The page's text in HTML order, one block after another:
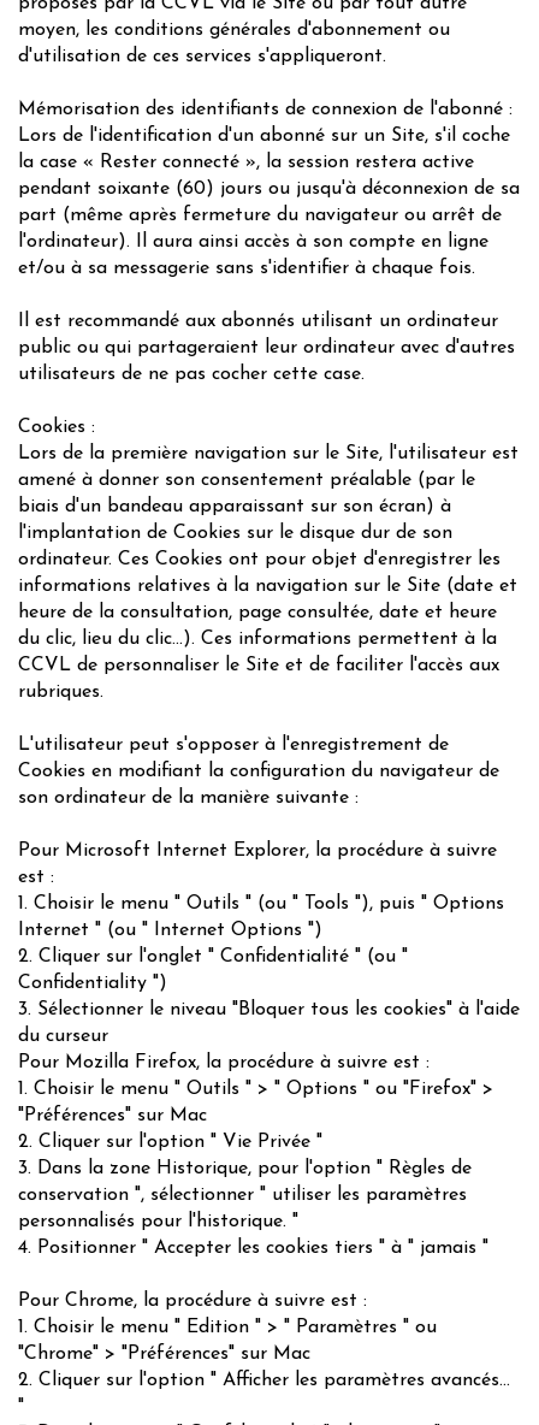
moyen, les conditions générales d'abonnement ou
d'utilisation de ces services s'appliqueront.
Mémorisation des identifiants de connexion de l'abonné :
Lors de l'identification d'un abonné sur un Site, s'il coche
la case « Rester connecté », la session restera active
pendant soixante (60) jours ou jusqu'à déconnexion de sa
part (même après fermeture du navigateur ou arrêt de
l'ordinateur). Il aura ainsi accès à son compte en ligne
et/ou à sa messagerie sans s'identifier à chaque fois.
Il est recommandé aux abonnés utilisant un ordinateur
public ou qui partageraient leur ordinateur avec d'autres
utilisateurs de ne pas cocher cette case.
Cookies :
Lors de la première navigation sur le Site, l'utilisateur est
amené à donner son consentement préalable (par le
biais d'un bandeau apparaissant sur son écran) à
l'implantation de Cookies sur le disque dur de son
ordinateur. Ces Cookies ont pour objet d'enregistrer les
informations relatives à la navigation sur le Site (date et
heure de la consultation, page consultée, date et heure
du clic, lieu du clic...). Ces informations permettent à la
CCVL de personnaliser le Site et de faciliter l'accès aux
rubriques.
L'utilisateur peut s'opposer à l'enregistrement de
Cookies en modifiant la configuration du navigateur de
son ordinateur de la manière suivante :
Pour Microsoft Internet Explorer, la procédure à suivre
est :
1. Choisir le menu " Outils " (ou " Tools "), puis " Options
Internet " (ou " Internet Options ")
2. Cliquer sur l'onglet " Confidentialité " (ou "
Confidentiality ")
3. Sélectionner le niveau "Bloquer tous les cookies" à l'aide
du curseur
Pour Mozilla Firefox, la procédure à suivre est :
1. Choisir le menu " Outils " > " Options " ou "Firefox" >
"Préférences" sur Mac
2. Cliquer sur l'option " Vie Privée "
3. Dans la zone Historique, pour l'option " Règles de
conservation ", sélectionner " utiliser les paramètres
personnalisés pour l'historique. "
4. Positionner " Accepter les cookies tiers " à " jamais "
Pour Chrome, la procédure à suivre est :
1. Choisir le menu " Edition " > " Paramètres " ou
"Chrome" > "Préférences" sur Mac
2. Cliquer sur l'option " Afficher les paramètres avancés...
"